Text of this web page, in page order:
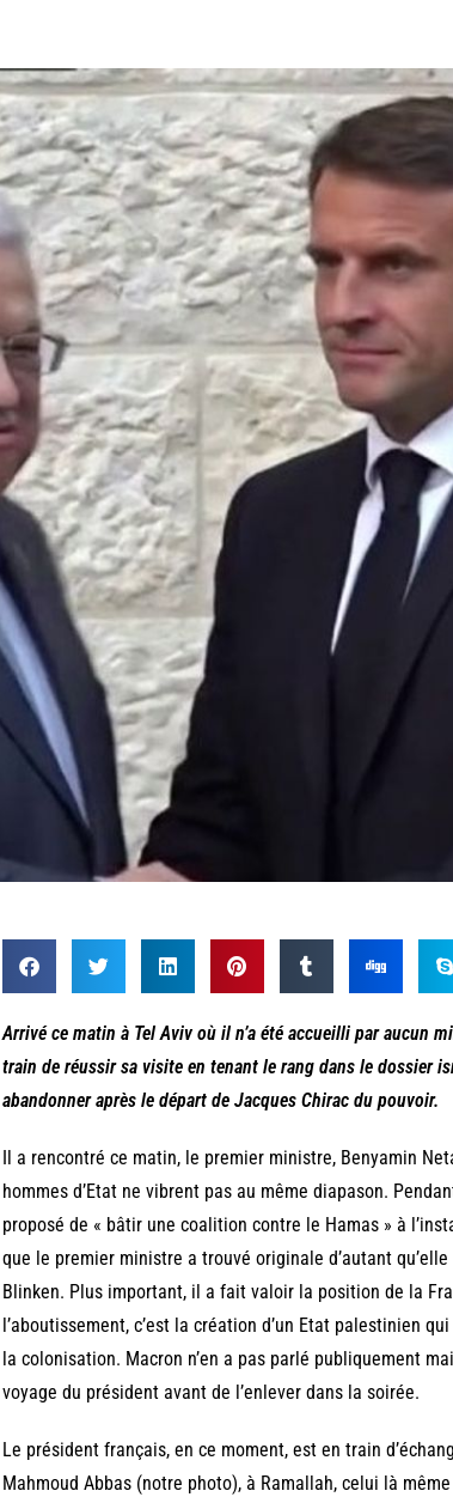
Arrivé ce matin à Tel Aviv où il n’a été accueilli par aucun
train de réussir sa visite en tenant le rang dans le dossier
abandonner après le départ de Jacques Chirac du pouvoir.
Il a rencontré ce matin, le premier ministre, Benyamin
hommes d’Etat ne vibrent pas au même diapason.
proposé de « bâtir une coalition contre le Hamas » à
que le premier ministre a trouvé originale d’autant
Blinken. Plus important, il a fait valoir la position de la
l’aboutissement, c’est la création d’un Etat palestinien
la colonisation. Macron n’en a pas parlé publiquement
voyage du président avant de l’enlever dans la soirée.
Le président français, en ce moment, est en train
Mahmoud Abbas (notre photo), à Ramallah, celui là